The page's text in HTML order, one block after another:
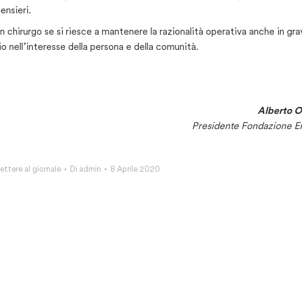
chirurgo se si riesce a mantenere la razionalità operativa anche in
della persona e della comunità.
Alberto
Presidente Fondazione
al giornale Di admin 8 Aprile 2020